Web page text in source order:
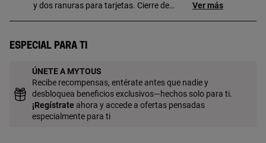
y dos ranuras para tarjetas. Cierre de
Ver más
Especial para ti
ÚNETE A MYTOUS
Recibe recompensas, entérate antes que nadie y
desbloquea beneficios exclusivos—hechos solo para ti.
¡Regístrate ahora y accede a ofertas pensadas
especialmente para ti